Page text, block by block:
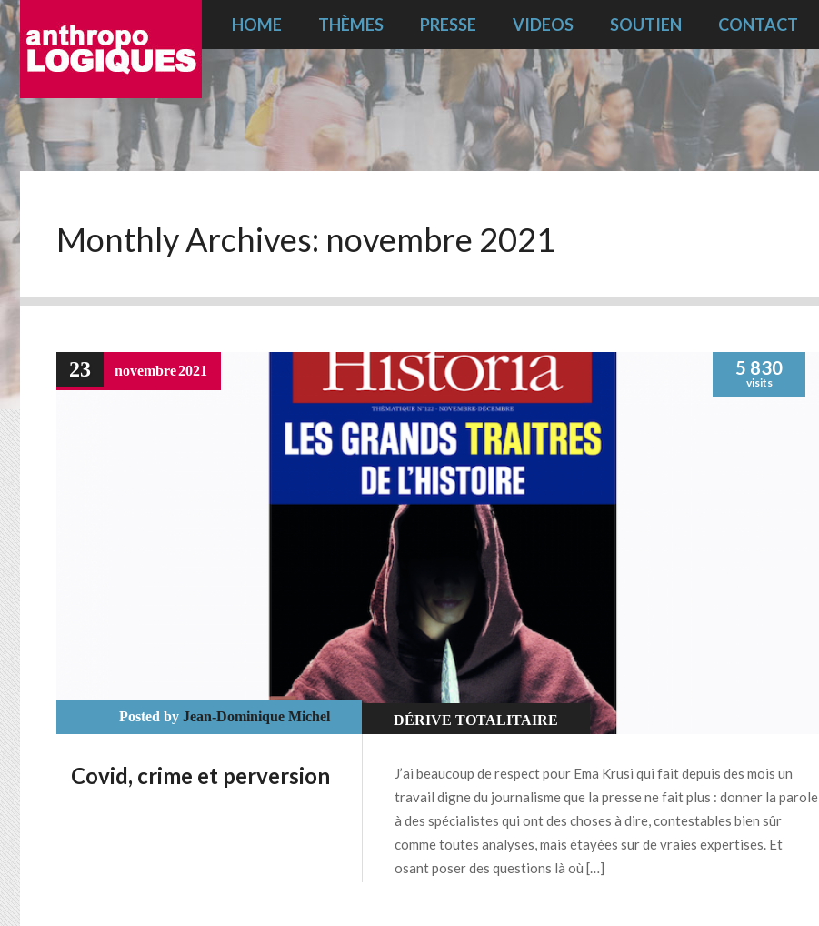
HOME THÈMES PRESSE VIDEOS SOUTIEN CONTACT
Monthly Archives: novembre 2021
23 novembre2021 5 830
visits
Posted by Jean-Dominique Michel DÉRIVE TOTALITAIRE
Covid, crime et perversion
J’ai beaucoup de respect pour Ema Krusi qui fait depuis des mois un
travail digne du journalisme que la presse ne fait plus : donner la parole
à des spécialistes qui ont des choses à dire, contestables bien sûr
comme toutes analyses, mais étayées sur de vraies expertises. Et
osant poser des questions là où […]